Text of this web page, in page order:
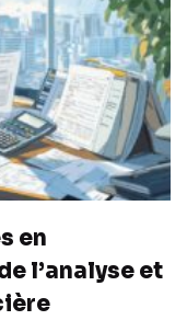
en
l’analyse et